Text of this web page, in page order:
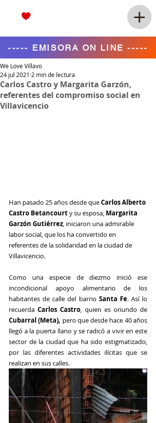
----- EMISORA ON LINE -----
Carlos Castro y Margarita Garzón,
referentes del compromiso social en
Villavicencio
We Love Villavo
24 jul 2021 2 min de lectura
Han pasado 25 años desde que Carlos Alberto
Castro Betancourt y su esposa, Margarita
Garzón Gutiérrez, iniciaron una admirable
labor social, que los ha convertido en
referentes de la solidaridad en la ciudad de
Villavicencio.
Como una especie de diezmo inició ese
incondicional apoyo alimentario de los
habitantes de calle del barrio Santa Fe. Así lo
recuerda Carlos Castro
Cubarral (Meta), pero que desde hace 40 años
llegó a la puerta llano y se radicó a vivir en este
por las diferentes actividades ilícitas que se
realizan en sus calles.